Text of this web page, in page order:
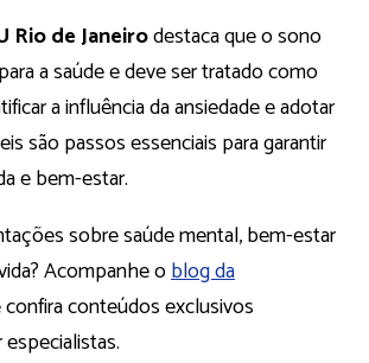
Rio de Janeirodestaca que o sono
a saúde e deve ser tratado como
a influência da ansiedade e adotar
são passos essenciais para garantir
e bem-estar.
sobre saúde mental, bem-estar
Acompanhe oblog da
confira conteúdos exclusivos